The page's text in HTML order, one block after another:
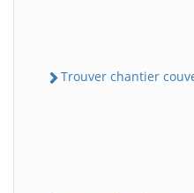
Trouver chantier